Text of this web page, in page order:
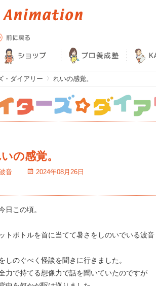
・ダイアリー れいの感覚。
の感覚。
音 2024年08月26日
日この頃。
トボトルを首に当てて暑さをしのいでいる波
しのぐべく怪談を聞きに行きました。
力で持てる想像力で話を聞いていたのですが